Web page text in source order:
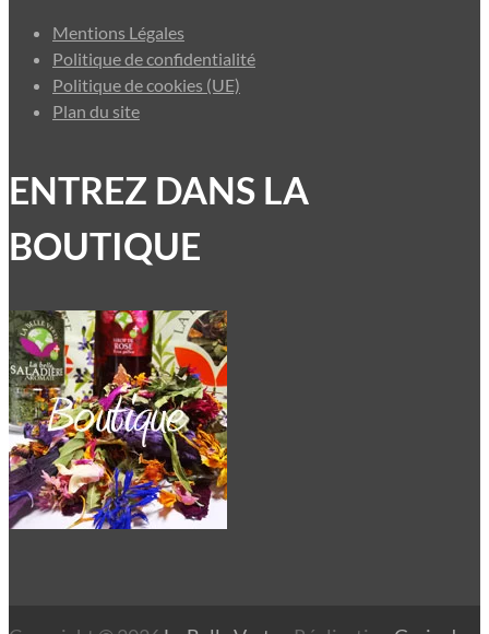
Mentions Légales
Politique de confidentialité
Politique de cookies (UE)
Plan du site
ENTREZ DANS LA
BOUTIQUE